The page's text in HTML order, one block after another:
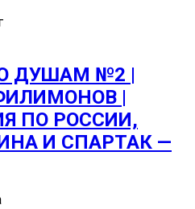
ДУШАМ №2 |
|
ПО РОССИИ,
И СПАРТАК —